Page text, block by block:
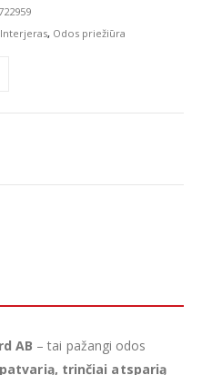
Interjeras, Odos priežiūra
AB – tai pažangi odos
patvarią, trinčiai atsparią